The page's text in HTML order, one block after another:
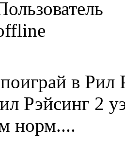
в Рил
Рэйсинг 2
норм....